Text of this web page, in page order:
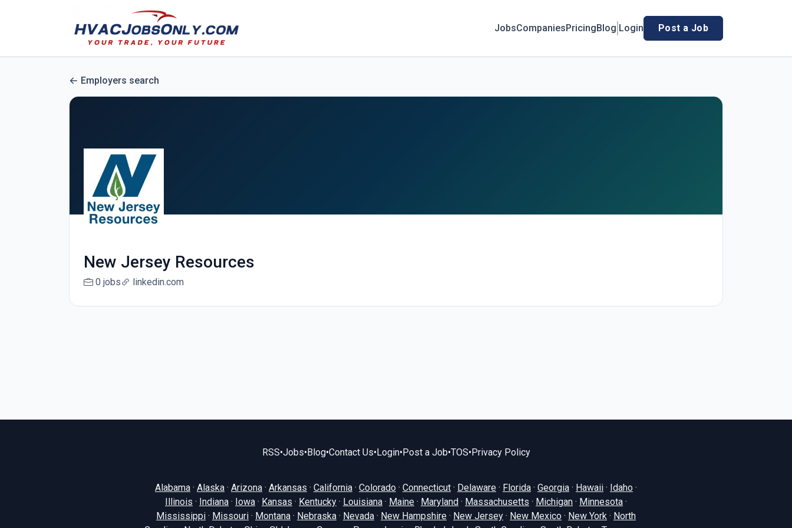
JobsCompaniesPricingBlog Login Post a Job
Employers search
New Jersey Resources
0 jobs linkedin.com
RSS•Jobs•Blog•Contact Us•Login•Post a Job•TOS•Privacy Policy
Alabama · Alaska · Arizona · Arkansas · California · Colorado · Connecticut · Delaware · Florida · Georgia · Hawaii · Idaho ·
Illinois · Indiana · Iowa · Kansas · Kentucky · Louisiana · Maine · Maryland · Massachusetts · Michigan · Minnesota ·
Mississippi · Missouri · Montana · Nebraska · Nevada · New Hampshire · New Jersey · New Mexico · New York · North